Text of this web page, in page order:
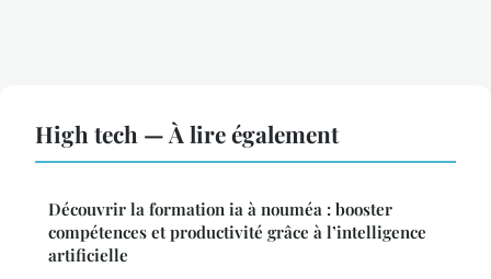
High tech — À lire également
Découvrir la formation ia à nouméa : booster
compétences et productivité grâce à l’intelligence
artificielle